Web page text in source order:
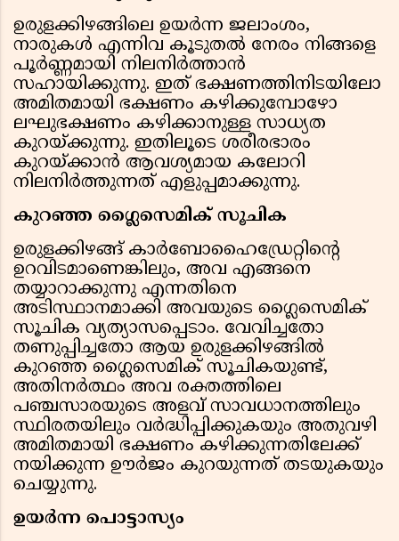
ഉരുളക്കിഴങ്ങിലെ ഉയര്‍ന്ന ജലാംശം,
നാരുകള്‍ എന്നിവ കൂടുതല്‍ നേരം നിങ്ങളെ
പൂര്‍ണ്ണമായി നിലനിര്‍ത്താന്‍
സഹായിക്കുന്നു. ഇത് ഭക്ഷണത്തിനിടയിലോ
അമിതമായി ഭക്ഷണം കഴിക്കുമ്പോഴോ
ലഘുഭക്ഷണം കഴിക്കാനുള്ള സാധ്യത
കുറയ്ക്കുന്നു. ഇതിലൂടെ ശരീരഭാരം
കുറയ്ക്കാന്‍ ആവശ്യമായ കലോറി
നിലനിര്‍ത്തുന്നത് എളുപ്പമാക്കുന്നു.
കുറഞ്ഞ ഗ്ലൈസെമിക് സൂചിക
ഉരുളക്കിഴങ്ങ് കാര്‍ബോഹൈഡ്രേറ്റിന്റെ
ഉറവിടമാണെങ്കിലും, അവ എങ്ങനെ
തയ്യാറാക്കുന്നു എന്നതിനെ
അടിസ്ഥാനമാക്കി അവയുടെ ഗ്ലൈസെമിക്
സൂചിക വ്യത്യാസപ്പെടാം. വേവിച്ചതോ
തണുപ്പിച്ചതോ ആയ ഉരുളക്കിഴങ്ങില്‍
കുറഞ്ഞ ഗ്ലൈസെമിക് സൂചികയുണ്ട്,
അതിനര്‍ത്ഥം അവ രക്തത്തിലെ
പഞ്ചസാരയുടെ അളവ് സാവധാനത്തിലും
സ്ഥിരതയിലും വര്‍ദ്ധിപ്പിക്കുകയും അതുവഴി
അമിതമായി ഭക്ഷണം കഴിക്കുന്നതിലേക്ക്
നയിക്കുന്ന ഊര്‍ജം കുറയുന്നത് തടയുകയും
ചെയ്യുന്നു.
ഉയര്‍ന്ന പൊട്ടാസ്യം